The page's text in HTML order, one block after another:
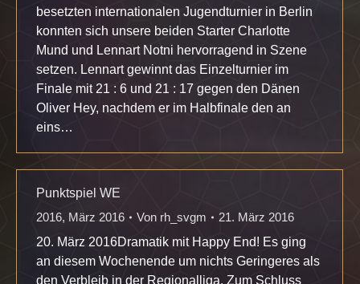
besetzten internationalen Jugendturnier in Berlin
konnten sich unsere beiden Starter Charlotte
Mund und Lennart Notni hervorragend in Szene
setzen. Lennart gewinnt das Einzelturnier im
Finale mit 21 : 6 und 21 : 17 gegen den Dänen
Oliver Hey, nachdem er im Halbfinale den an
eins…
Punktspiel WE
2016, März 2016 Von rh_svgm
21. März 2016
20. März 2016Dramatik mit Happy End! Es ging
an diesem Wochenende um nichts Geringeres als
den Verbleib in der Regionalliga. Zum Schluss